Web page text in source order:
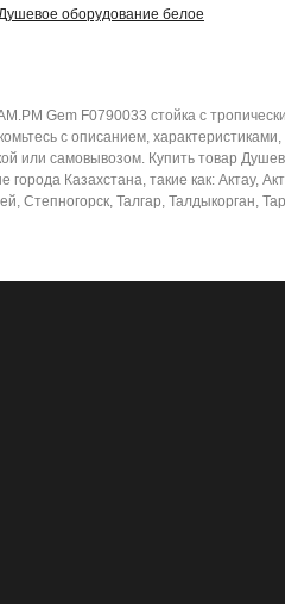
оборудование белое
Gem F0790033 стойка с
с описанием,
или самовывозом. Купить товар
Казахстана, такие как: Актау,
Талгар, Талдыкорган,